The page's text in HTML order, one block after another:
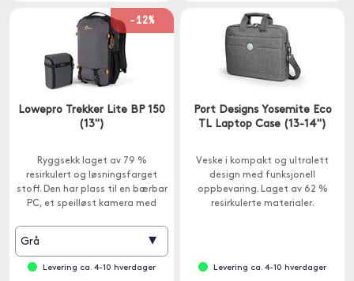
-12%
Lowepro Trekker Lite BP 150
(13")
Ryggsekk laget av 79 %
resirkulert og løsningsfarget
stoff. Den har plass til en bærbar
PC, et speilløst kamera med
Grå ▾
Levering ca. 4-10 hverdager
Port Designs Yosemite Eco
TL Laptop Case (13-14")
Veske i kompakt og ultralett
design med funksjonell
oppbevaring. Laget av 62 %
resirkulerte materialer.
Levering ca. 4-10 hverdager